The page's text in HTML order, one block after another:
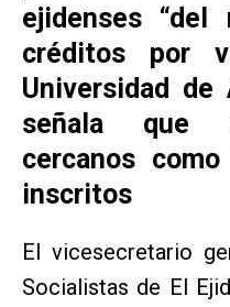
ejidenses “del
créditos por
Universidad de
señala que
cercanos
inscritos
El vicesecretario
Socialistas de El